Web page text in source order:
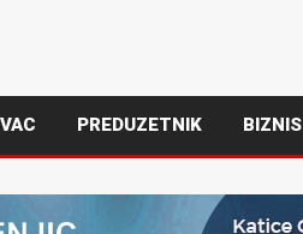
PREDUZETNIK BIZNIS